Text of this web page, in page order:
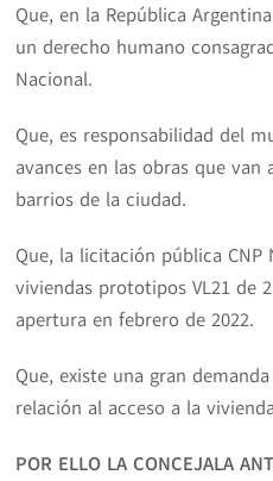
Que, en la República
un derecho humano
Nacional.
Que, es responsabilidad del
avances en las obras que
barrios de la ciudad.
Que, la licitación pública CNP
viviendas prototipos VL21 de
apertura en febrero de 2022.
Que, existe una gran
relación al acceso a la
POR ELLO LA CONCEJALA